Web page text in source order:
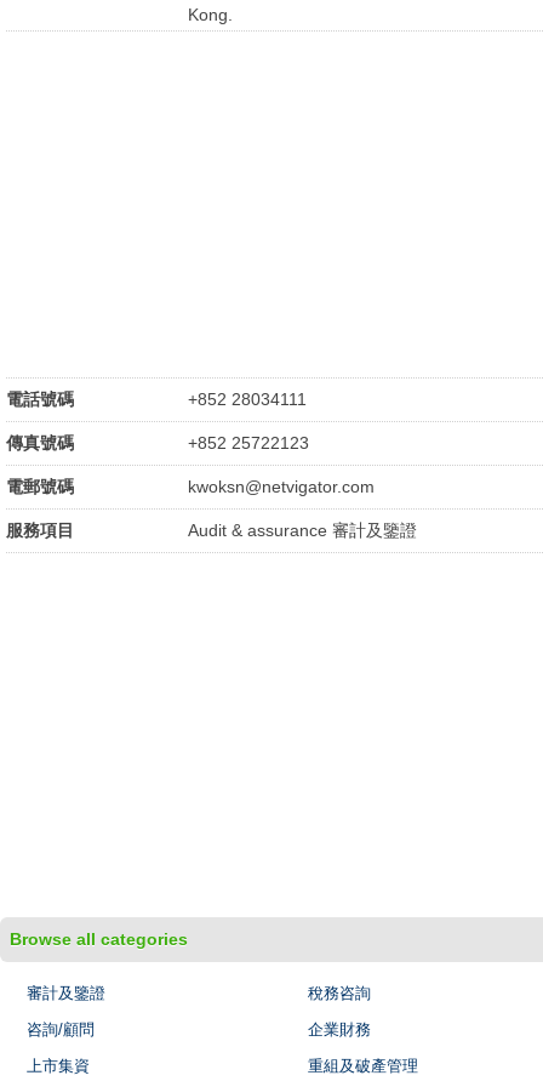
Kong.
電話號碼 +852 28034111
傳真號碼 +852 25722123
電郵號碼 kwoksn@netvigator.com
服務項目 Audit & assurance 審計及鑒證
Browse all categories
審計及鑒證
稅務咨詢
咨詢/顧問
企業財務
上市集資
重組及破產管理